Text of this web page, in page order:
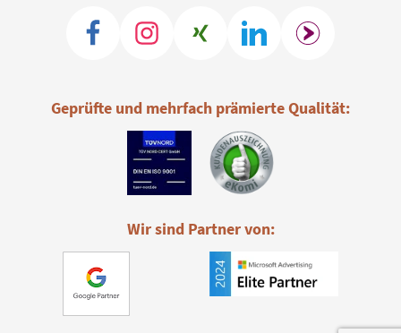
Geprüfte und mehrfach prämierte Qualität:
Wir sind Partner von: